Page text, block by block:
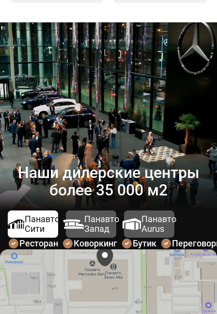
Наши дилерские центры
более 35 000 м2
Панавто
Сити
Панавто
Запад
Панавто
Aurus
Ресторан
Коворкинг Бутик